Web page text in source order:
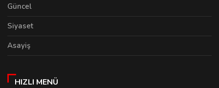
Güncel
Siyaset
Asayiş
HIZLI MENÜ